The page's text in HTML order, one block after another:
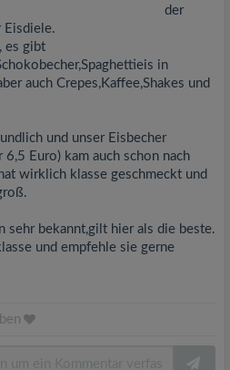
der
Eisdiele.
es gibt
in
auch Crepes,Kaffee,Shakes und
und unser Eisbecher
Euro) kam auch schon nach
wirklich klasse geschmeckt und
sehr bekannt,gilt hier als die beste.
und empfehle sie gerne